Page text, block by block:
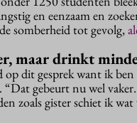
en eenzaam en
somberheid tot gevolg,
maar drinkt
op dit gesprek want ik
gebeurt nu wel
zoals gister schiet ik